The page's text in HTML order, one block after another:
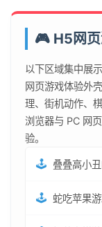
🎮 H5网
以下区域集中展
网页游戏体验外
理、街机动作、
浏览器与 PC 网
验。
🕹️
🕹️